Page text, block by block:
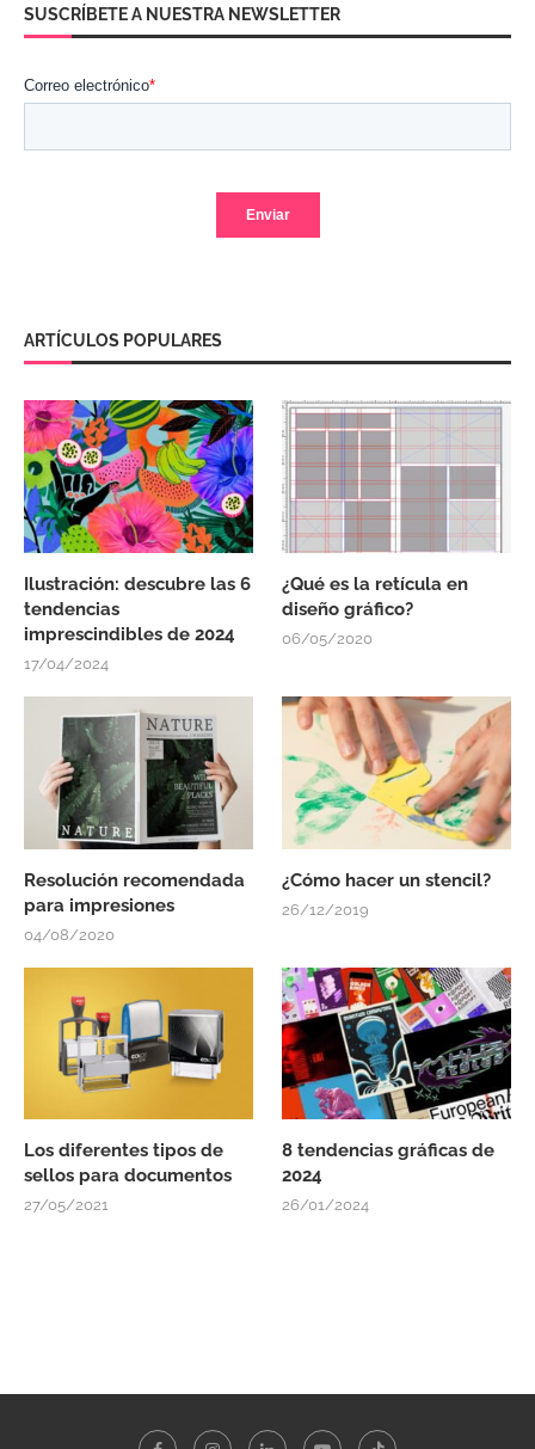
SUSCRÍBETE A NUESTRA NEWSLETTER
ARTÍCULOS POPULARES
Ilustración: descubre las 6
tendencias
imprescindibles de 2024
17/04/2024
¿Qué es la retícula en
diseño gráfico?
06/05/2020
Resolución recomendada
para impresiones
04/08/2020
¿Cómo hacer un stencil?
26/12/2019
Los diferentes tipos de
sellos para documentos
27/05/2021
8 tendencias gráficas de
2024
26/01/2024